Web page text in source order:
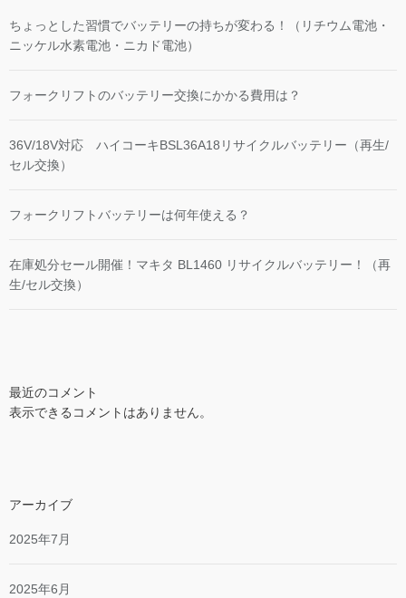
ちょっとした習慣でバッテリーの持ちが変わる！（リチウム電池・
ニッケル水素電池・ニカド電池）
フォークリフトのバッテリー交換にかかる費用は？
36V/18V対応 ハイコーキBSL36A18リサイクルバッテリー（再生/
セル交換）
フォークリフトバッテリーは何年使える？
在庫処分セール開催！マキタ BL1460 リサイクルバッテリー！（再
生/セル交換）
最近のコメント
表示できるコメントはありません。
アーカイブ
2025年7月
2025年6月